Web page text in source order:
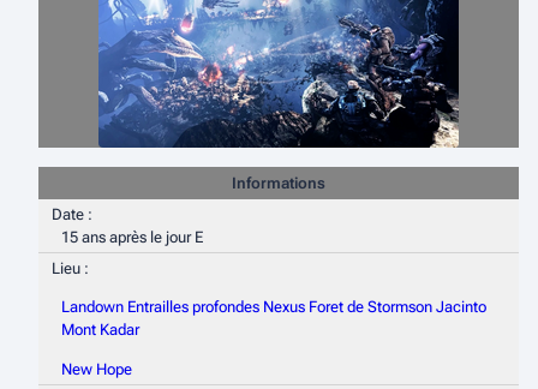
Informations
Date :
15 ans après le jour E
Lieu :
Landown Entrailles profondes Nexus Foret de Stormson Jacinto
Mont Kadar
New Hope